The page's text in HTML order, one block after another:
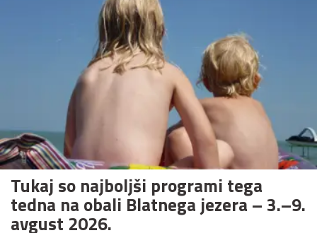
Tukaj so najboljši programi tega
tedna na obali Blatnega jezera – 3.–9.
avgust 2026.